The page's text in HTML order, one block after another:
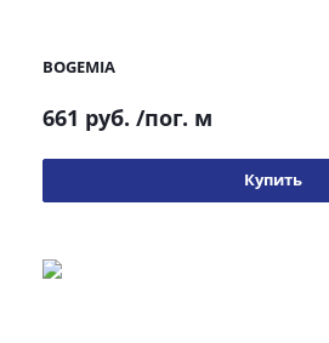
BOGEMIA
661 руб. /пог. м
Купить